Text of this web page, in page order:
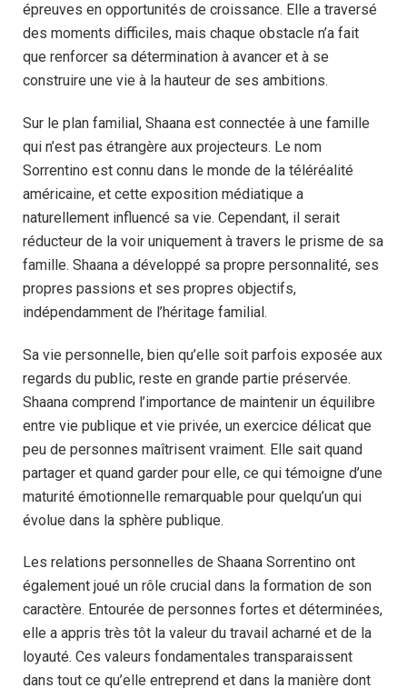
épreuves en opportunités de croissance. Elle a traversé
des moments difficiles, mais chaque obstacle n’a fait
que renforcer sa détermination à avancer et à se
construire une vie à la hauteur de ses ambitions.
Sur le plan familial, Shaana est connectée à une famille
qui n’est pas étrangère aux projecteurs. Le nom
Sorrentino est connu dans le monde de la téléréalité
américaine, et cette exposition médiatique a
naturellement influencé sa vie. Cependant, il serait
réducteur de la voir uniquement à travers le prisme de sa
famille. Shaana a développé sa propre personnalité, ses
propres passions et ses propres objectifs,
indépendamment de l’héritage familial.
Sa vie personnelle, bien qu’elle soit parfois exposée aux
regards du public, reste en grande partie préservée.
Shaana comprend l’importance de maintenir un équilibre
entre vie publique et vie privée, un exercice délicat que
peu de personnes maîtrisent vraiment. Elle sait quand
partager et quand garder pour elle, ce qui témoigne d’une
maturité émotionnelle remarquable pour quelqu’un qui
évolue dans la sphère publique.
Les relations personnelles de Shaana Sorrentino ont
également joué un rôle crucial dans la formation de son
caractère. Entourée de personnes fortes et déterminées,
elle a appris très tôt la valeur du travail acharné et de la
loyauté. Ces valeurs fondamentales transparaissent
dans tout ce qu’elle entreprend et dans la manière dont